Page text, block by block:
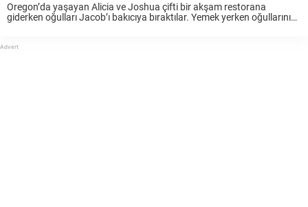
Oregon’da yaşayan Alicia ve Joshua çifti bir akşam restorana
giderken oğulları Jacob’ı bakıcıya bıraktılar. Yemek yerken oğullarının